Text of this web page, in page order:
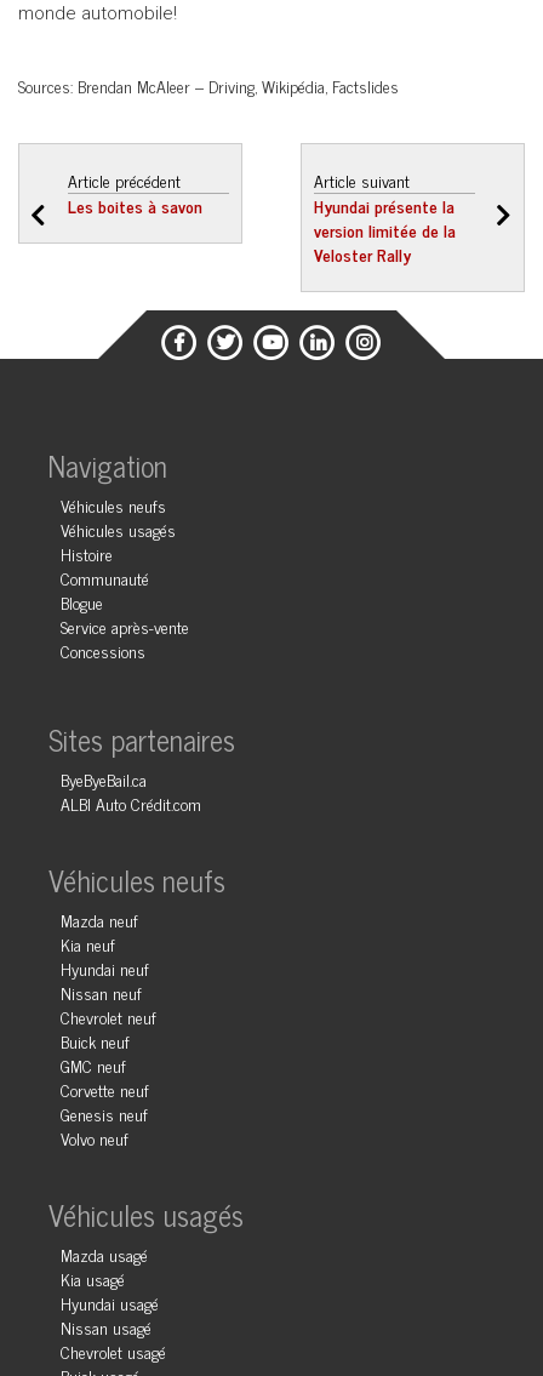
monde automobile!
Sources: Brendan McAleer – Driving, Wikipédia, Factslides
Article précédent
Les boites à savon
Article suivant
Hyundai présente la
version limitée de la
Veloster Rally
Navigation
Véhicules neufs
Véhicules usagés
Histoire
Communauté
Blogue
Service après-vente
Concessions
Sites partenaires
ByeByeBail.ca
ALBI Auto Crédit.com
Véhicules neufs
Mazda neuf
Kia neuf
Hyundai neuf
Nissan neuf
Chevrolet neuf
Buick neuf
GMC neuf
Corvette neuf
Genesis neuf
Volvo neuf
Véhicules usagés
Mazda usagé
Kia usagé
Hyundai usagé
Nissan usagé
Chevrolet usagé